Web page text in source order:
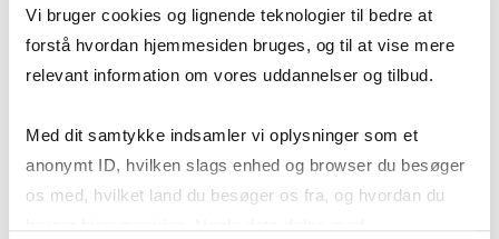
Vi bruger cookies og lignende teknologier til bedre at
forstå hvordan hjemmesiden bruges, og til at vise mere
relevant information om vores uddannelser og tilbud.
Med dit samtykke indsamler vi oplysninger som et
anonymt ID, hvilken slags enhed og browser du besøger
os med, hvilket land du besøger os fra, og hvordan du